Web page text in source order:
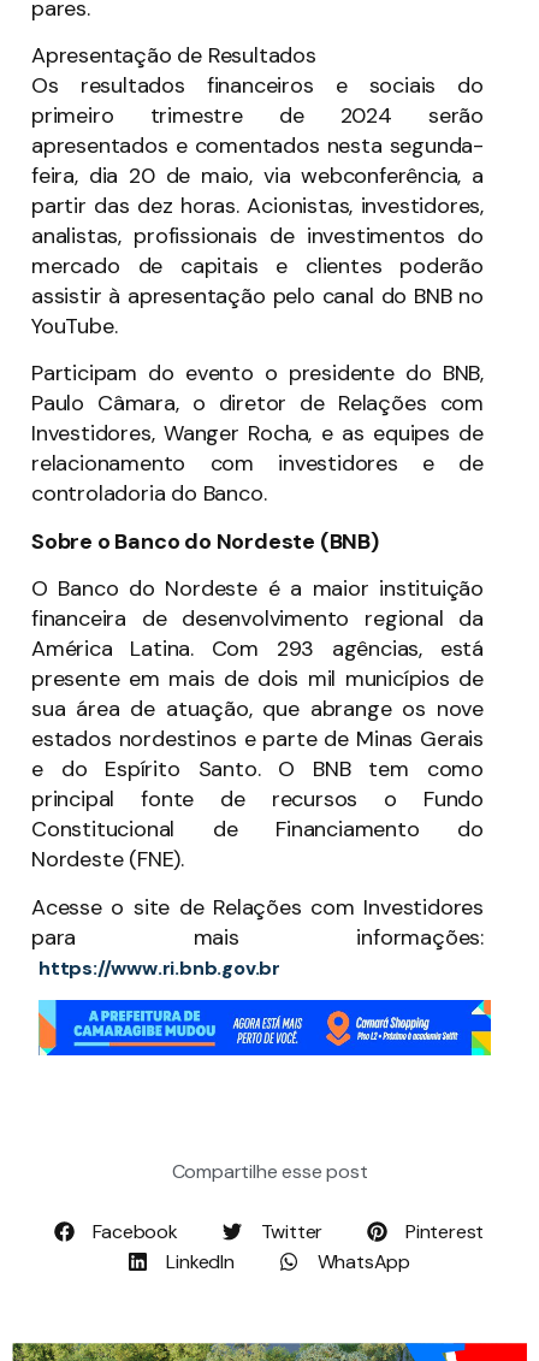
pares.
Apresentação de Resultados
Os resultados financeiros e sociais do
primeiro trimestre de 2024 serão
apresentados e comentados nesta segunda-
feira, dia 20 de maio, via webconferência, a
partir das dez horas. Acionistas, investidores,
analistas, profissionais de investimentos do
mercado de capitais e clientes poderão
assistir à apresentação pelo canal do BNB no
YouTube.
Participam do evento o presidente do BNB,
Paulo Câmara, o diretor de Relações com
Investidores, Wanger Rocha, e as equipes de
relacionamento com investidores e de
controladoria do Banco.
Sobre o Banco do Nordeste (BNB)
O Banco do Nordeste é a maior instituição
financeira de desenvolvimento regional da
América Latina. Com 293 agências, está
presente em mais de dois mil municípios de
sua área de atuação, que abrange os nove
estados nordestinos e parte de Minas Gerais
e do Espírito Santo. O BNB tem como
principal fonte de recursos o Fundo
Constitucional de Financiamento do
Nordeste (FNE).
Acesse o site de Relações com Investidores
para mais informações:
https://www.ri.bnb.gov.br
Compartilhe esse post
Facebook Twitter
Pinterest
LinkedIn
WhatsApp